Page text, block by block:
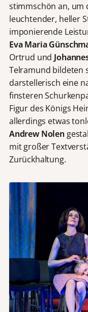
stimmschön an, um
leuchtender, heller
imponierende
Eva Maria
Ortrud und
Telramund bildeten
darstellerisch eine
finsteren
Figur des Königs
allerdings etwas
Andrew Nolen
mit großer
Zurückhaltung.